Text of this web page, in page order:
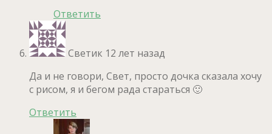
Ответить
Светик 12 лет назад
Да и не говори, Свет, просто дочка сказала хочу
с рисом, я и бегом рада стараться 🙂
Ответить